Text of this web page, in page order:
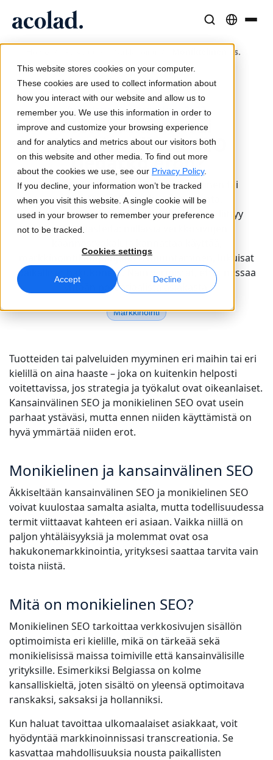
This website stores cookies on your computer.
These cookies are used to collect information about
how you interact with our website and allow us to
remember you. We use this information in order to
improve and customize your browsing experience
and for analytics and metrics about our visitors both
on this website and other media. To find out more
about the cookies we use, see our Privacy Policy.
If you decline, your information won’t be tracked
when you visit this website. A single cookie will be
used in your browser to remember your preference
not to be tracked.
Cookies settings
Accept Decline
Käännös
Tekoälyn nopeus, inhimillinen tarkkuus
Tulkkaus
Saumatonta viestintää missä tahansa
Media ja viihde
Tuo tarinat joka näytölle
Konsultointi ja ulkoistus
Saavuta ja konvertoi maailmanlaajuisesti
Transkriptio
Muunna ääni toiminnaksi
Datapalvelut
Vahvista tekoälyä luotettavilla tiedoilla
Kaikki ratkaisut
Life Sciences
Valmistava Teollisuus
Rahoitus
Juridiikka
Puolustus ja Turvallisuus
Kaikki toimialat
Lia Translate
Välittömiä brändin mukaisia käännöksiä
Lia Live
Uusi näkökulma tulkkaukseen
Yhteydet
Työnkulkujen integrointi yksinkertaistettuna
AI-tulkkaus
AI-pohjaiset laaduntarkistukset
AI-jälkiäänitys
Tehokasta jälkiäänitystä laajassa mittakaavassa
AI-datapalvelut
Paranna AI:ta laadukkaalla datalla
Tapaa Lia
Menestystarinat
Todellisia tuloksia asiakkailtamme
Artikkelit
Asiantuntijanäkemyksiä globaalista sisällöstä
E-kirjat
Syvällisiä oppaita ja strategioita
On-demand-webinaarit
AI-ohjatun käännöksen hallinta globaaleille
brändeille
Vinkkejä tehokkuuden, skaalan ja laadun parantamiseen
Tietoa Acolad
Kestävyys
Kumppanit
Uutiset
Urat
Rakenna tulevaisuutesi kanssamme
Freelance-mahdollisuudet
Liity globaaliin verkostoomme
Monikielinen vs.
kansainvälinen SEO
Julkaistu 10 marraskuu 2022
Monikielinen vai
Kansainvälinen SEO
Tiedätkö eron?
Kansainvälisille brändeille kansainvälinen tai
monikielinen SEO on korvaamatonta.
Maailmanlaajuisen jalanjäljen luomiseen liittyy
useita haasteita: millaisia verkkosivujen
markkinointikampanjoiden muuntaminen, lukuisat
paikalliset hakukoneet. Näin varmistat, ettet missaa
yhtään potentiaalista asiakasta.
Markkinointi
Tuotteiden tai palveluiden myyminen eri maihin tai eri
kielillä on aina haaste – joka on kuitenkin helposti
voitettavissa, jos strategia ja työkalut ovat oikeanlaiset.
Kansainvälinen SEO ja monikielinen SEO ovat usein
parhaat ystäväsi, mutta ennen niiden käyttämistä on
hyvä ymmärtää niiden erot.
Monikielinen ja kansainvälinen SEO
Äkkiseltään kansainvälinen SEO ja monikielinen SEO
voivat kuulostaa samalta asialta, mutta todellisuudessa
termit viittaavat kahteen eri asiaan. Vaikka niillä on
paljon yhtäläisyyksiä ja molemmat ovat osa
hakukonemarkkinointia, yrityksesi saattaa tarvita vain
toista niistä.
Mitä on monikielinen SEO?
Monikielinen SEO tarkoittaa verkkosivujen sisällön
optimoimista eri kielille, mikä on tärkeää sekä
monikielisissä maissa toimiville että kansainvälisille
yrityksille. Esimerkiksi Belgiassa on kolme
kansalliskieltä, joten sisältö on yleensä optimoitava
ranskaksi, saksaksi ja hollanniksi.
Kun haluat tavoittaa ulkomaalaiset asiakkaat, voit
hyödyntää markkinoinnissasi transcreationia. Se
kasvattaa mahdollisuuksia nousta paikallisten